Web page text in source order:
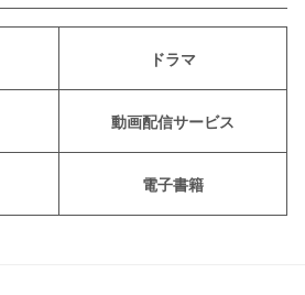
ドラマ
動画配信サービス
電子書籍